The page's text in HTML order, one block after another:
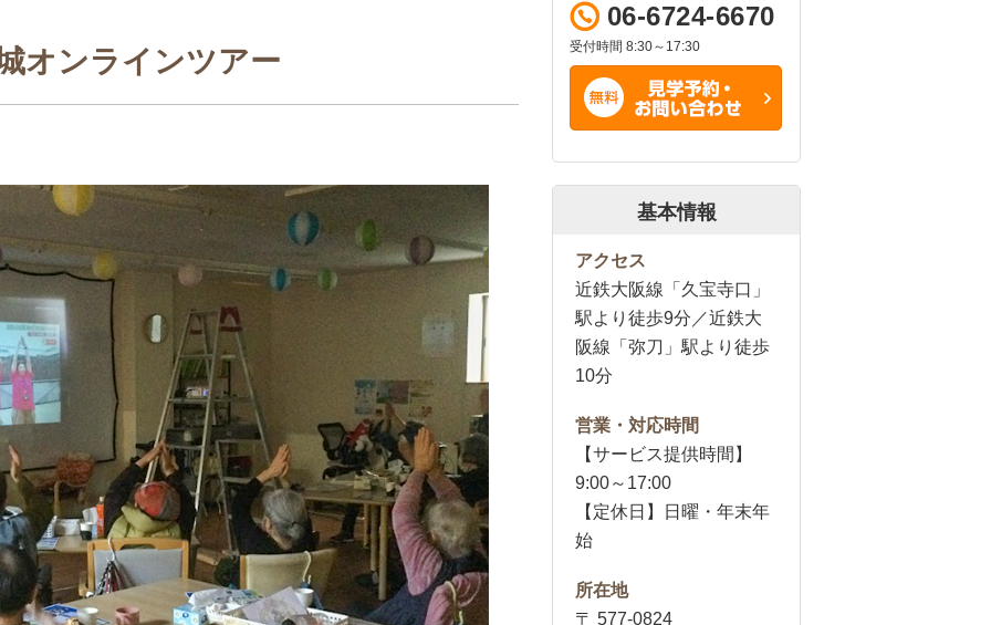
オンラインツアー
06-6724-6670
受付時間 8:30～17:30
基本情報
アクセス
近鉄大阪線「久宝寺口」
駅より徒歩9分／近鉄大
阪線「弥刀」駅より徒歩
10分
営業・対応時間
【サービス提供時間】
9:00～17:00
【定休日】日曜・年末年
始
所在地
〒 577-0824